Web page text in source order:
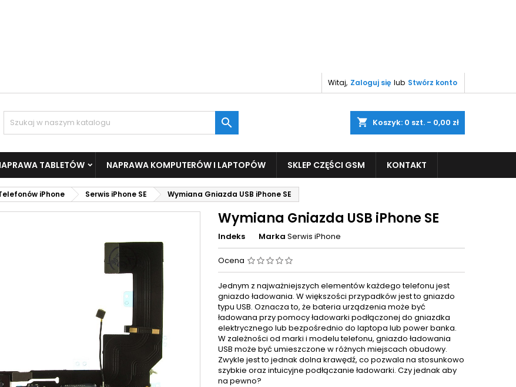
Witaj, Zaloguj się lub Stwórz konto
shopping_cart Koszyk: 0 szt. - 0,00 zł

TABLETÓW NAPRAWA KOMPUTERÓW I LAPTOPÓW SKLEP CZĘŚCI GSM KONTAKT
iPhone Serwis iPhone SE Wymiana Gniazda USB iPhone SE
Wymiana Gniazda USB iPhone SE
Indeks Marka Serwis iPhone
Ocena
Jednym z najważniejszych elementów każdego telefonu jest
gniazdo ładowania. W większości przypadków jest to gniazdo
typu USB. Oznacza to, że bateria urządzenia może być
ładowana przy pomocy ładowarki podłączonej do gniazdka
elektrycznego lub bezpośrednio do laptopa lub power banka.
W zależności od marki i modelu telefonu, gniazdo ładowania
USB może być umieszczone w różnych miejscach obudowy.
Zwykle jest to jednak dolna krawędź, co pozwala na stosunkowo
szybkie oraz intuicyjne podłączanie ładowarki. Czy jednak aby
na pewno?